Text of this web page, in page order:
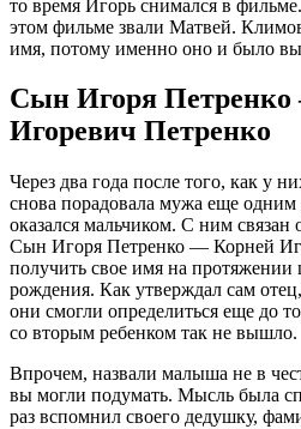
то время Игорь снимался в
этом фильме звали Матвей.
имя, потому именно оно и было
Сын Игоря Петренко
Игоревич Петренко
Через два года после того, как у
снова порадовала мужа еще
оказался мальчиком. С ним
Сын Игоря Петренко — Корней
получить свое имя на протяжении
рождения. Как утверждал сам
они смогли определиться еще до
со вторым ребенком так не вышло.
Впрочем, назвали малыша не в
вы могли подумать. Мысль была
раз вспомнил своего дедушку,